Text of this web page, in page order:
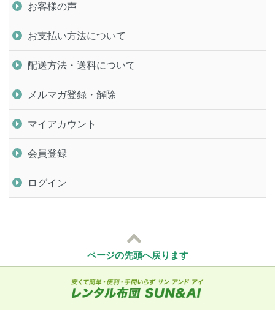
お客様の声
お支払い方法について
配送方法・送料について
メルマガ登録・解除
マイアカウント
会員登録
ログイン
ページの先頭へ戻ります